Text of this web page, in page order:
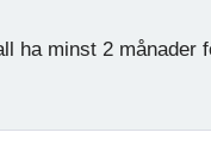
ha minst 2 månader